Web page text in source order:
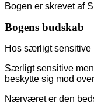
Bogen er skrevet af
Bogens budskab
Hos særligt sensitive
Særligt sensitive
beskytte sig mod
Nærværet er den